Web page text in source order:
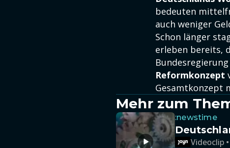
bedeuten
auch weniger
Schon länger
erleben bereits,
Reformkonzept
Gesamtkonzept
Mehr zum
:newstime
Videoclip